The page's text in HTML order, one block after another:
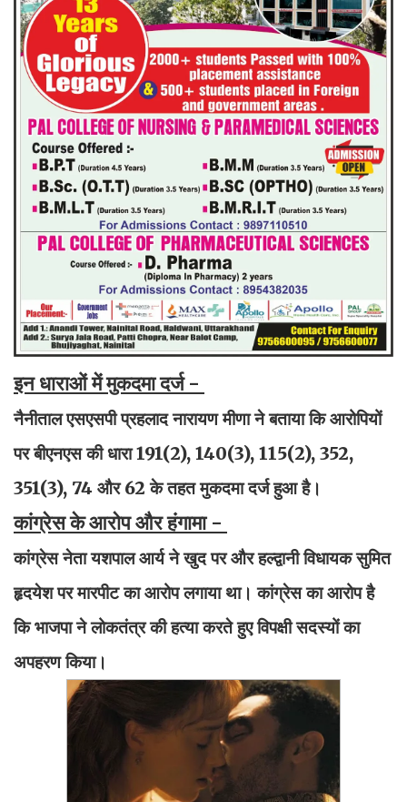
इन धाराओं में मुकदमा दर्ज -
नैनीताल एसएसपी प्रहलाद नारायण मीणा ने बताया कि आरोपियों
पर बीएनएस की धारा 191(2), 140(3), 115(2), 352,
351(3), 74 और 62 के तहत मुकदमा दर्ज हुआ है।
कांग्रेस के आरोप और हंगामा -
कांग्रेस नेता यशपाल आर्य ने खुद पर और हल्द्वानी विधायक सुमित
हृदयेश पर मारपीट का आरोप लगाया था। कांग्रेस का आरोप है
कि भाजपा ने लोकतंत्र की हत्या करते हुए विपक्षी सदस्यों का
अपहरण किया।